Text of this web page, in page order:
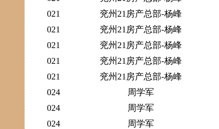
021
兖州21房产总部-杨峰
021
兖州21房产总部-杨峰
021
兖州21房产总部-杨峰
021
兖州21房产总部-杨峰
021
兖州21房产总部-杨峰
024
周学军
024
周学军
024
周学军